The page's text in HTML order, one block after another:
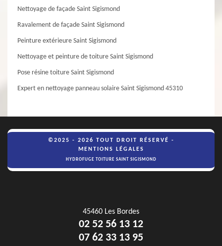
Nettoyage de façade Saint Sigismond
Ravalement de façade Saint Sigismond
Peinture extérieure Saint Sigismond
Nettoyage et peinture de toiture Saint Sigismond
Pose résine toiture Saint Sigismond
Expert en nettoyage panneau solaire Saint Sigismond 45310
©2025 - 2026 TOUT DROIT RÉSERVÉ -
MENTIONS LÉGALES
HYDROFUGE TOITURE SAINT SIGISMOND
45460 Les Bordes
02 52 56 13 12
07 62 33 13 95